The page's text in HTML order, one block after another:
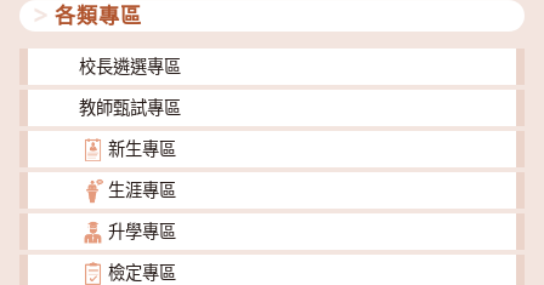
各類專區
校長遴選專區
教師甄試專區
新生專區
生涯專區
升學專區
檢定專區